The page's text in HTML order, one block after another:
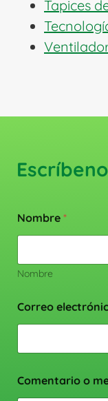
Tapices
Nombre *
Nombre
Correo
Comentario o